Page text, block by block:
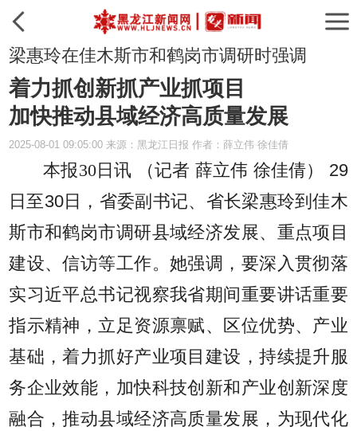
梁惠玲在佳木斯市和鹤岗市调研时强调
着力抓创新抓产业抓项目
加快推动县域经济高质量发展
2025-08-01 09:05:00 来源：黑龙江日报 作者：薛立伟 徐佳倩
本报30日讯 （记者 薛立伟 徐佳倩）
29
日至30日，省委副书记、省长梁惠玲到佳木
斯市和鹤岗市调研县域经济发展、重点项目
建设、信访等工作。她强调，要深入贯彻落
实习近平总书记视察我省期间重要讲话重要
指示精神，立足资源禀赋、区位优势、产业
基础，着力抓好产业项目建设，持续提升服
务企业效能，加快科技创新和产业创新深度
融合，推动县域经济高质量发展，为现代化